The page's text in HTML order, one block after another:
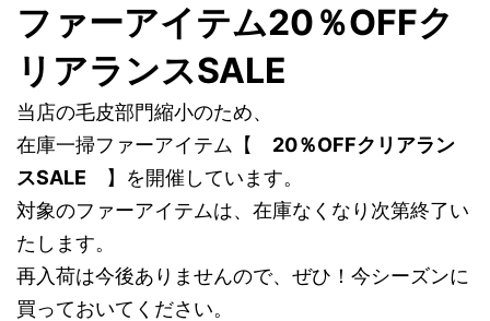
ファーアイテム20％OFFク
リアランスSALE
当店の毛皮部門縮小のため、
在庫一掃ファーアイテム【 20％OFFクリアラン
スSALE 】を開催しています。
対象のファーアイテムは、在庫なくなり次第終了い
たします。
再入荷は今後ありませんので、ぜひ！今シーズンに
買っておいてください。